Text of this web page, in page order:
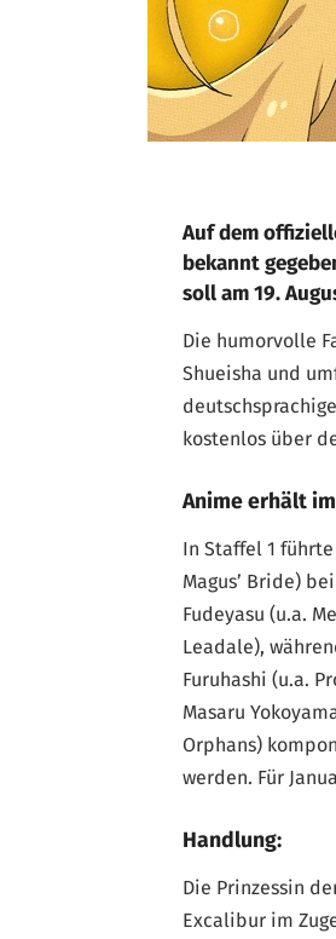
Auf dem
bekannt
soll am 19.
Die humorvolle
Shueisha und
kostenlos über
Anime erhält
In Staffel 1
Magus’ Bride)
Fudeyasu (u.a.
Leadale),
Furuhashi (u.a.
Masaru
Orphans)
werden. Für
Handlung:
Die Prinzessin
Excalibur im